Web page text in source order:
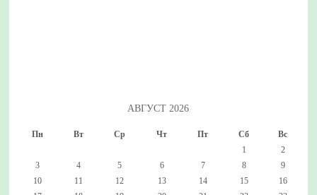
АВГУСТ 2026
Пн Вт Ср Чт Пт Сб
Вс
1
2
3
4 5 6 7 8
9
10
11 12 13 14 15
16